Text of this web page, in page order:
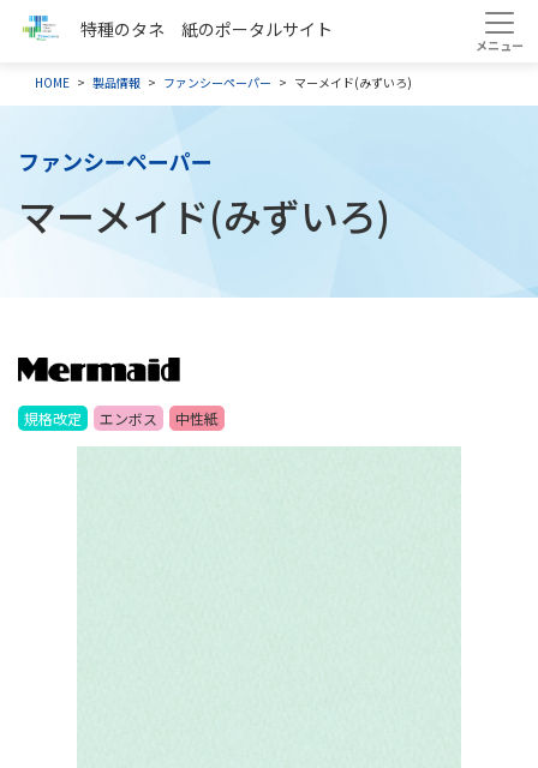
特種のタネ 紙のポータルサイト
HOME 製品情報 ファンシーペーパー マーメイド(みずいろ)
ファンシーペーパー
マーメイド(みずいろ)
規格改定 エンボス 中性紙